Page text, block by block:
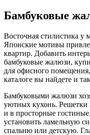
Бамбуковые
Восточная стилистика у
Японские мотивы
квартир. Добавить
бамбуковые жалюзи,
для офисного
каталоге вы найдете и
Бамбуковыми жалюзи
уютных кухонь. Решетки
и в просторные
установить ламельную
спальню или детскую.